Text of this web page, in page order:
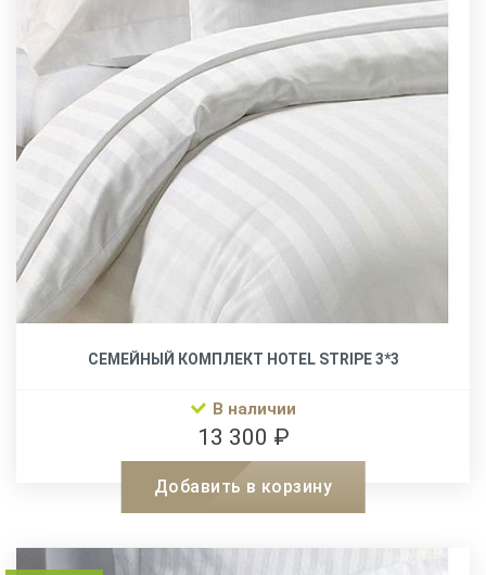
СЕМЕЙНЫЙ КОМПЛЕКТ HOTEL STRIPE 3*3
В наличии
13 300 ₽
Добавить в корзину